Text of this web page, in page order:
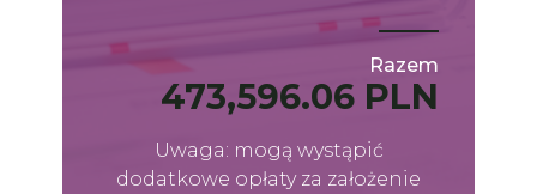
Razem
473,596.06 PLN
Uwaga: mogą wystąpić
dodatkowe opłaty za założenie